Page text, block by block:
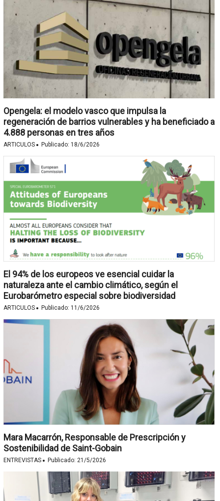
Opengela: el modelo vasco que impulsa la
regeneración de barrios vulnerables y ha beneficiado a
4.888 personas en tres años
ARTICULOS · Publicado: 18/6/2026
El 94% de los europeos ve esencial cuidar la
naturaleza ante el cambio climático, según el
Eurobarómetro especial sobre biodiversidad
ARTICULOS · Publicado: 11/6/2026
Mara Macarrón, Responsable de Prescripción y
Sostenibilidad de Saint-Gobain
ENTREVISTAS · Publicado: 21/5/2026